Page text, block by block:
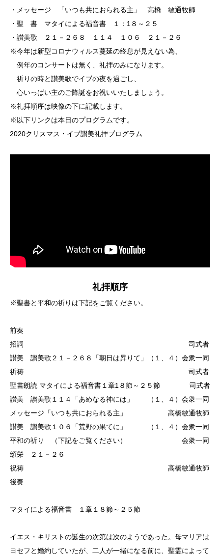
・メッセージ 「いつも共におられる主」 高橋 敏通牧師
・聖 書 マタイによる福音書 １：1８～２５
・讃美歌 ２１－２６８ １１４ １０６ ２１－２６
※今年は新型コロナウィルス蔓延の終息が見えない為、
例年のコンサートは無く、礼拝のみになります。
祈りの時と讃美歌でイブの夜を過ごし、
心いっぱい主のご降誕をお祝いいたしましょう。
※礼拝順序は映像の下に記載します。
※以下リンクは本日のプログラムです。
2020クリスマス・イブ讃美礼拝プログラム
礼拝順序
※聖書と平和の祈りは下記をご覧ください。
前奏
招詞 司式者
讃美 讃美歌２１－２６８「朝日は昇りて」（１、４）会衆一同
祈祷 司式者
聖書朗読 マタイによる福音書１章1８節～２５節 司式者
讃美 讃美歌１１４「あめなる神には」 （１、４）会衆一同
メッセージ「いつも共におられる主」 高橋敏通牧師
讃美 讃美歌１０６「荒野の果てに」 （１、４）会衆一同
平和の祈り （下記をご覧ください） 会衆一同
頌栄 ２１－２６
祝祷 高橋敏通牧師
後奏
マタイによる福音書 １章１８節～２５節
イエス・キリストの誕生の次第は次のようであった。母マリアは
ヨセフと婚約していたが、二人が一緒になる前に、聖霊によって